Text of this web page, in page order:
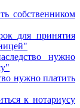
собственником
для принятия
нужно
нужно платить
к нотариусу